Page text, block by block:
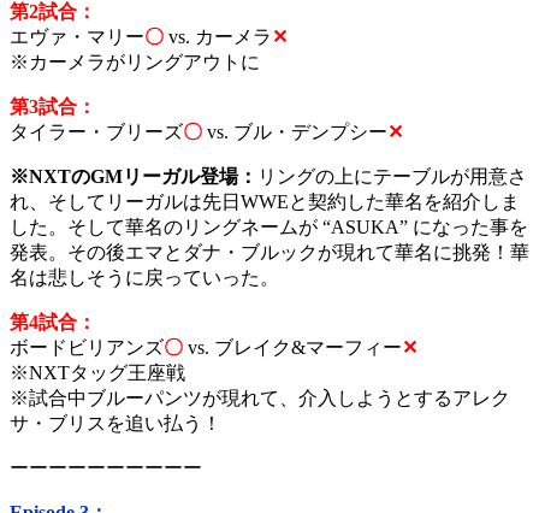
第2試合：
エヴァ・マリー〇 vs. カーメラ ✕
※カーメラがリングアウトに
第3試合：
タイラー・ブリーズ〇 vs. ブル・デンプシー✕
※NXTのGMリーガル登場： リングの上にテーブルが用意さ
れ、そしてリーガルは先日WWEと契約した華名を紹介しま
した。そして華名のリングネームが “ASUKA” になった事を
発表。その後エマとダナ・ブルックが現れて華名に挑発！華
名は悲しそうに戻っていった。
第4試合：
ボードビリアンズ〇 vs. ブレイク&マーフィー✕
※NXTタッグ王座戦
※試合中ブルーパンツが現れて、介入しようとするアレク
サ・ブリスを追い払う！
ーーーーーーーーーー